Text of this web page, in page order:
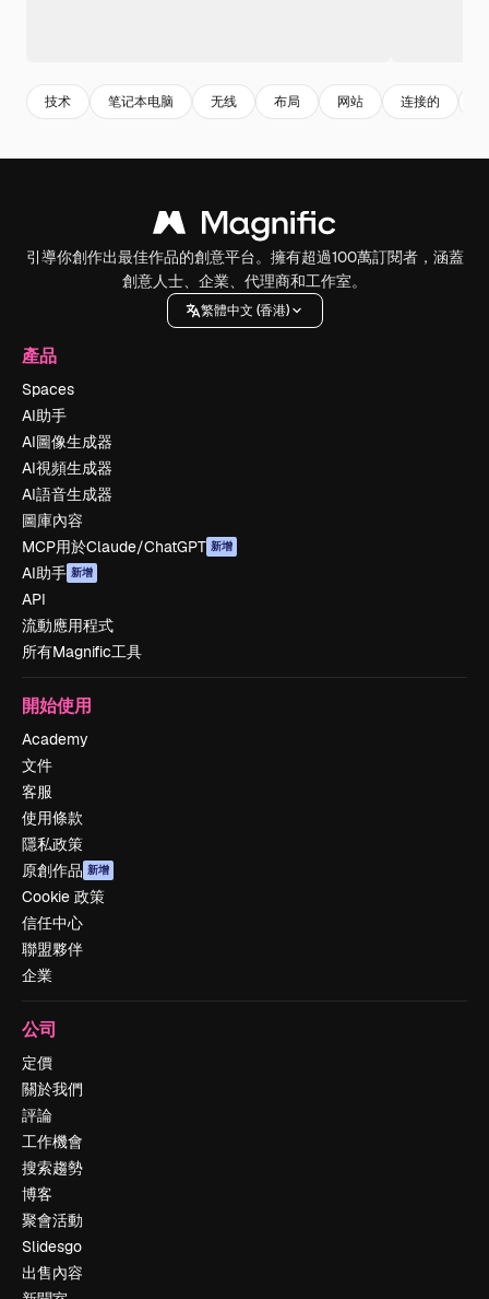
技术 笔记本电脑 无线 布局 网站 连接的
引導你創作出最佳作品的創意平台。擁有超過100萬訂閱者，涵蓋
創意人士、企業、代理商和工作室。
繁體中文 (香港)
產品
Spaces
AI助手
AI圖像生成器
AI視頻生成器
AI語音生成器
圖庫內容
MCP用於Claude/ChatGPT 新增
AI助手 新增
API
流動應用程式
所有Magnific工具
開始使用
Academy
文件
客服
使用條款
隱私政策
原創作品 新增
Cookie 政策
信任中心
聯盟夥伴
企業
公司
定價
關於我們
評論
工作機會
搜索趨勢
博客
聚會活動
Slidesgo
出售內容